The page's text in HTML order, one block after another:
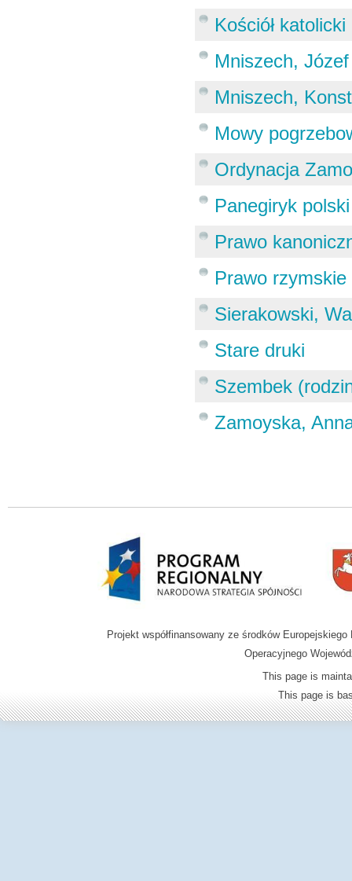
Kościół
Mniszech,
Mniszech,
Mowy
Ordynacja
Panegiryk
Prawo
Prawo rzymskie
Sierakowski,
Stare druki
Szembek
Zamoyska,
Projekt współfinansowany ze środków
Operacyjnego
This page is
This page is